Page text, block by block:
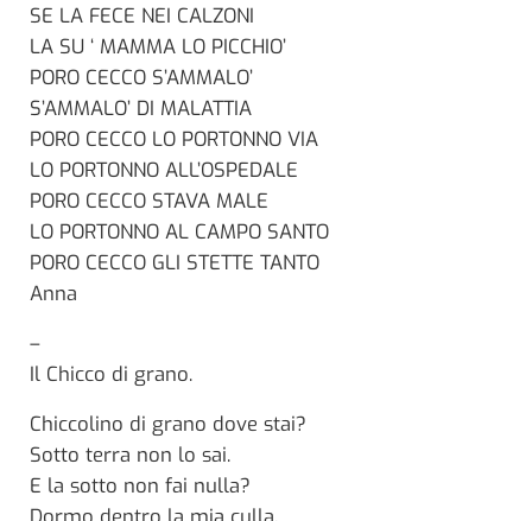
SE LA FECE NEI CALZONI
LA SU ‘ MAMMA LO PICCHIO’
PORO CECCO S’AMMALO’
S’AMMALO’ DI MALATTIA
PORO CECCO LO PORTONNO VIA
LO PORTONNO ALL’OSPEDALE
PORO CECCO STAVA MALE
LO PORTONNO AL CAMPO SANTO
PORO CECCO GLI STETTE TANTO
Anna
–
Il Chicco di grano.
Chiccolino di grano dove stai?
Sotto terra non lo sai.
E la sotto non fai nulla?